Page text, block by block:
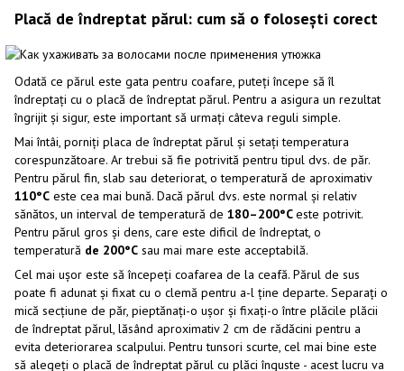
Placă de îndreptat părul: cum să o folosești corect
Odată ce părul este gata pentru coafare, puteți începe să îl
îndreptați cu o placă de îndreptat părul. Pentru a asigura un rezultat
îngrijit și sigur, este important să urmați câteva reguli simple.
Mai întâi, porniți placa de îndreptat părul și setați temperatura
corespunzătoare. Ar trebui să fie potrivită pentru tipul dvs. de păr.
Pentru părul fin, slab sau deteriorat, o temperatură de aproximativ
110°C este cea mai bună. Dacă părul dvs. este normal și relativ
sănătos, un interval de temperatură de 180–200°Ceste potrivit.
Pentru părul gros și dens, care este dificil de îndreptat, o
temperatură de 200°C sau mai mare este acceptabilă.
Cel mai ușor este să începeți coafarea de la ceafă. Părul de sus
poate fi adunat și fixat cu o clemă pentru a-l ține departe. Separați o
mică secțiune de păr, pieptănați-o ușor și fixați-o între plăcile plăcii
de îndreptat părul, lăsând aproximativ 2 cm de rădăcini pentru a
evita deteriorarea scalpului. Pentru tunsori scurte, cel mai bine este
să alegeți o placă de îndreptat părul cu plăci înguste - acest lucru va